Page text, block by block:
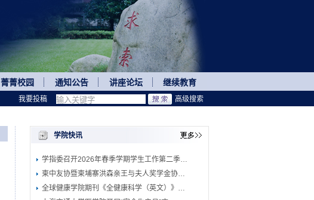
菁菁校园 通知公告 讲座论坛 继续教育
高级搜索
学院快讯
学指委召开2026年春季学期学生工作第二季…
柬中友协暨柬埔寨洪森亲王与夫人奖学金协…
全球健康学院期刊《全健康科学（英文）》…
我要投稿